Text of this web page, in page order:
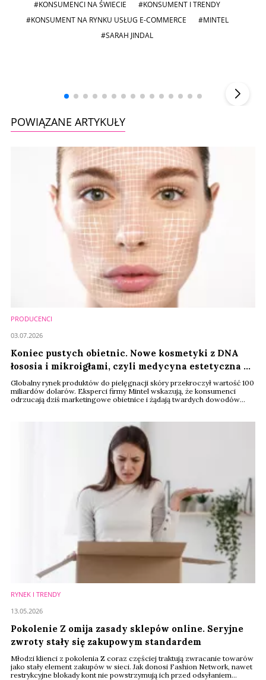
#KONSUMENCI NA ŚWIECIE
#KONSUMENT I TRENDY
#KONSUMENT NA RYNKU USŁUG E-COMMERCE
#MINTEL
#SARAH JINDAL
POWIĄZANE ARTYKUŁY
PRODUCENCI
Koniec pustych obietnic. Nowe kosmetyki z DNA
łososia i mikroigłami, czyli medycyna estetyczna w
domu
Globalny rynek produktów do pielęgnacji skóry przekroczył wartość 100
miliardów dolarów. Eksperci firmy Mintel wskazują, że konsumenci
odrzucają dziś marketingowe obietnice i żądają twardych dowodów
03.07.2026
RYNEK I TRENDY
Pokolenie Z omija zasady sklepów online. Seryjne
zwroty stały się zakupowym standardem
Młodzi klienci z pokolenia Z coraz częściej traktują zwracanie towarów
jako stały element zakupów w sieci. Jak donosi Fashion Network, nawet
restrykcyjne blokady kont nie powstrzymują ich przed odsyłaniem
13.05.2026